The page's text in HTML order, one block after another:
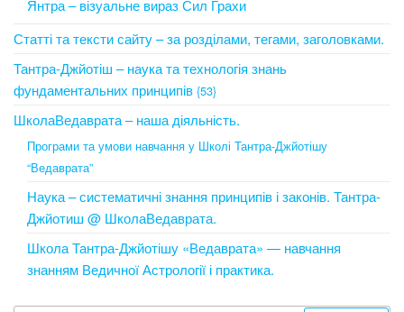
Янтра – візуальне вираз Сил Грахи
Статті та тексти сайту – за розділами, тегами, заголовками.
Тантра-Джйотіш – наука та технологія знань
фундаментальних принципів {53}
ШколаВедаврата – наша діяльність.
Програми та умови навчання у Школі Тантра-Джйотішу
“Ведаврата”
Наука – систематичні знання принципів і законів. Тантра-
Джйотиш @ ШколаВедаврата.
Школа Тантра-Джйотішу «Ведаврата» — навчання
знанням Ведичної Астрології і практика.